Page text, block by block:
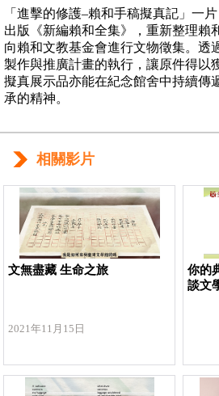
「進擊的修護–賴和手稿擬真記」一
出版《新編賴和全集》，重新整理賴
向賴和文教基金會進行文物徵集。透
製作與推廣計畫的執行，讓原件得以
擬真展示品亦能在紀念館舍中持續傳
承的精神。
相關影片
文無盡藏 生命之旅
2021年11月15日
你的
談文